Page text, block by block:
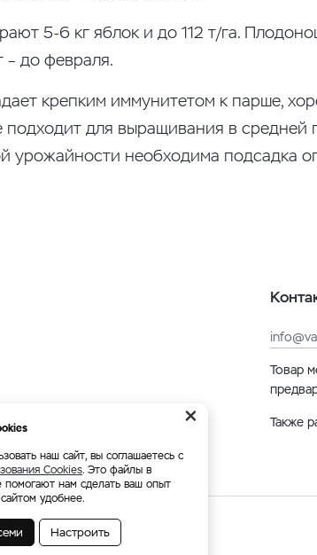
5-6 кг яблок и до 112 т/га.
– до февраля.
крепким иммунитетом к парше,
для выращивания в средней
урожайности необходима подсадка
Товар
Также
×
наш сайт, вы соглашаетесь с
Cookies. Это файлы в
помогают нам сделать ваш опыт
удобнее.
Настроить